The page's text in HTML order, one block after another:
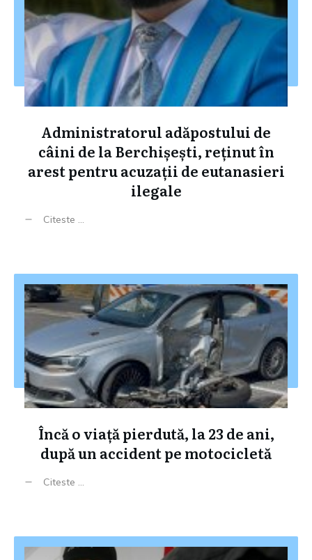
Administratorul adăpostului de
câini de la Berchișești, reținut în
arest pentru acuzații de eutanasieri
ilegale
Citeste ...
Încă o viață pierdută, la 23 de ani,
după un accident pe motocicletă
Citeste ...